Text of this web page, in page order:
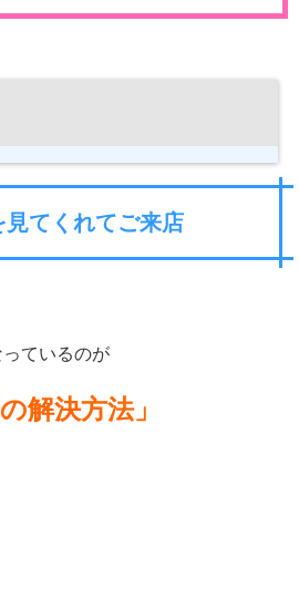
見てくれてご来店
ているのが
解決方法」